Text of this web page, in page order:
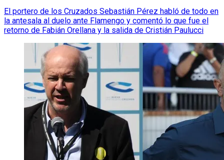
El portero de los Cruzados Sebastián Pérez habló de todo en
la antesala al duelo ante Flamengo y comentó lo que fue el
retorno de Fabián Orellana y la salida de Cristián Paulucci